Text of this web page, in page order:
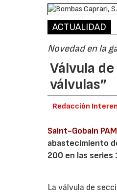
ACTUALIDAD
Novedad en la
Válvula
válvulas”
Redacción
Saint-Gobain PAM
abastecimiento
200 en las series
La válvula de